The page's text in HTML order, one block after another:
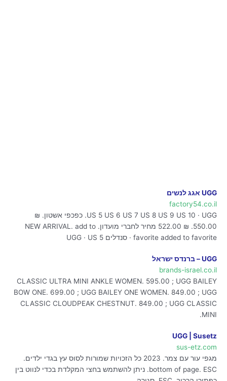
UGG אגג לנשים
factory54.co.il
US 5 US 6 US 7 US 8 US 9 US 10 · UGG. כפכפי אשטון. ₪
550.00. ₪ 522.00 מחיר לחברי מועדון. NEW ARRIVAL. add to
favorite added to favorite · סנדלים UGG · US 5
UGG – ברנדס ישראל
brands-israel.co.il
CLASSIC ULTRA MINI ANKLE WOMEN. 595.00 ; UGG BAILEY
BOW ONE. 699.00 ; UGG BAILEY ONE WOMEN. 849.00 ; UGG
CLASSIC CLOUDPEAK CHESTNUT. 849.00 ; UGG CLASSIC
MINI.
UGG | Susetz
sus-etz.com
מגפי עור עם צמר. 2023 כל הזכויות שמורות לסוס עץ בגדי ילדים.
bottom of page. ESC. ניתן להשתמש בחצי המקלדת בכדי לנווט בין